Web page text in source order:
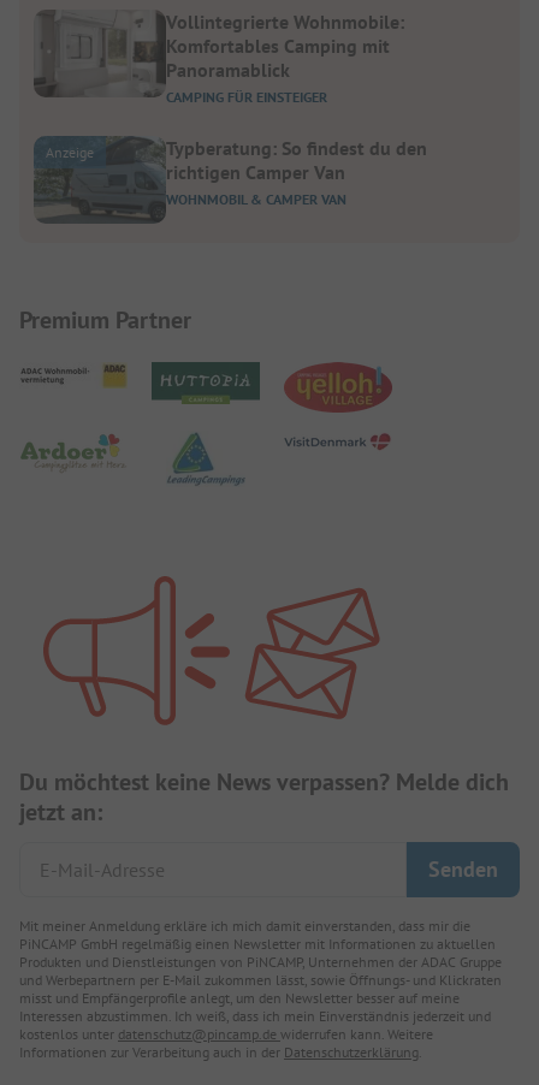
CAMPING FÜR EINSTEIGER
Vollintegrierte Wohnmobile:
Komfortables Camping mit
Panoramablick
Anzeige
WOHNMOBIL & CAMPER VAN
Typberatung: So findest du den
richtigen Camper Van
Premium Partner
Du möchtest keine News verpassen? Melde dich
jetzt an:
Mit meiner Anmeldung erkläre ich mich damit einverstanden, dass mir die
PiNCAMP GmbH regelmäßig einen Newsletter mit Informationen zu aktuellen
Produkten und Dienstleistungen von PiNCAMP, Unternehmen der ADAC Gruppe
und Werbepartnern per E-Mail zukommen lässt, sowie Öffnungs- und Klickraten
misst und Empfängerprofile anlegt, um den Newsletter besser auf meine
Interessen abzustimmen. Ich weiß, dass ich mein Einverständnis jederzeit und
kostenlos unter datenschutz@pincamp.de widerrufen kann. Weitere
Informationen zur Verarbeitung auch in der Datenschutzerklärung.